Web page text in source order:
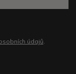
údajů